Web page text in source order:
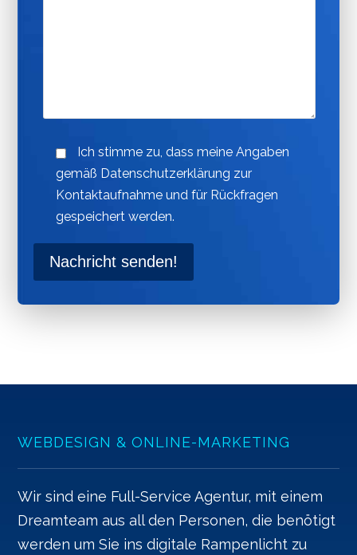
Ich stimme zu, dass meine Angaben
gemäß Datenschutzerklärung zur
Kontaktaufnahme und für Rückfragen
gespeichert werden.
Nachricht senden!
WEBDESIGN & ONLINE-MARKETING
Wir sind eine Full-Service Agentur, mit einem
Dreamteam aus all den Personen, die benötigt
werden um Sie ins digitale Rampenlicht zu